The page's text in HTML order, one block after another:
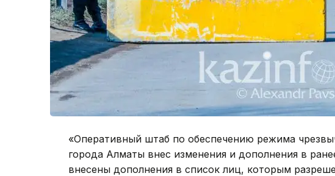
«Оперативный штаб по обеспечению режима
города Алматы внес изменения и дополнения в
внесены дополнения в список лиц, которым